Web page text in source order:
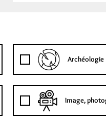
Archéologie
Image,